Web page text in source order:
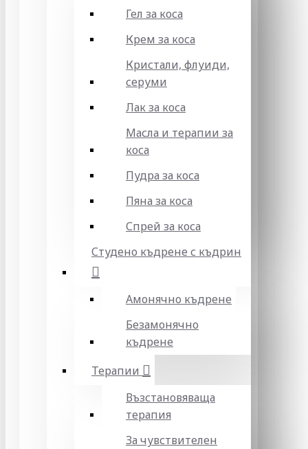
Гел за коса
Крем за коса
Кристали, флуиди,
серуми
Лак за коса
Масла и терапии за
коса
Пудра за коса
Пяна за коса
Спрей за коса
Студено къдрене с къдрин
Амонячно къдрене
Безамонячно
къдрене
Терапии
Възстановяваща
терапия
За чувствителен